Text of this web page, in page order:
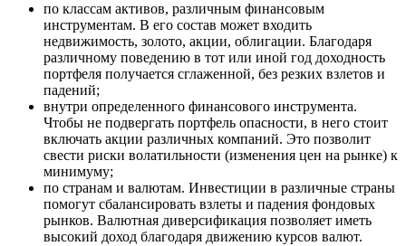
по классам активов, различным финансовым
инструментам. В его состав может входить
недвижимость, золото, акции, облигации. Благодаря
различному поведению в тот или иной год доходность
портфеля получается сглаженной, без резких взлетов и
падений;
внутри определенного финансового инструмента.
Чтобы не подвергать портфель опасности, в него стоит
включать акции различных компаний. Это позволит
свести риски волатильности (изменения цен на рынке) к
минимуму;
по странам и валютам. Инвестиции в различные страны
помогут сбалансировать взлеты и падения фондовых
рынков. Валютная диверсификация позволяет иметь
высокий доход благодаря движению курсов валют.